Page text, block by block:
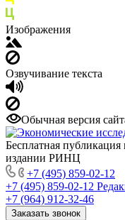
Изображения
Озвучивание текста
Обычная версия
Бесплатная
издании РИНЦ
+7 (495) 859-02-12
+7 (495) 859-02-12
+7 (964) 912-32-46
Заказать звонок